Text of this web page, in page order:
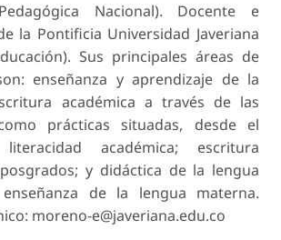
Nacional). Docente e
la Pontificia Universidad Javeriana
Sus principales áreas de
enseñanza y aprendizaje de la
académica a través de las
prácticas situadas, desde el
académica; escritura
y didáctica de la lengua
de la lengua materna.
moreno-e@javeriana.edu.co